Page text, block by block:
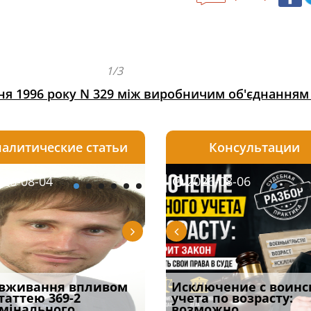
1/3
1996 року N 329 між виробничим
05
військової
2026-08-05
Чоловік помер, але
позика залишилася: як
статьи
08-04
впливом
369-2
2026-08-04
Переоформлення
відстрочки за іншою
Консультации
2026-07-24
у житлі або офісі:
діяти з перших
2026-08-06
Исключение с
учета по возрасту:
2026-07-30
При зарахуванні в
покарання днів